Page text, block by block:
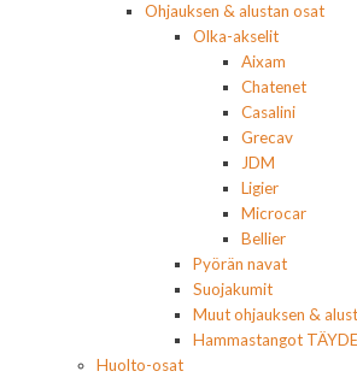
Ohjauksen & alustan osat
Olka-akselit
Aixam
Chatenet
Casalini
Grecav
JDM
Ligier
Microcar
Bellier
Pyörän navat
Suojakumit
Muut ohjauksen &
Hammastangot
Huolto-osat